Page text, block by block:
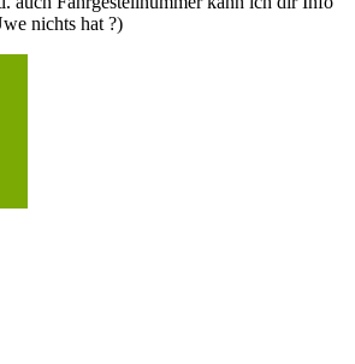
nichts hat ?)